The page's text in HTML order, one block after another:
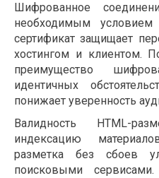
Шифрованное
необходимым
сертификат защищает
хостингом и клиентом.
преимущество
идентичных
понижает уверенность
Валидность HTML-
индексацию
разметка без сбоев
поисковыми